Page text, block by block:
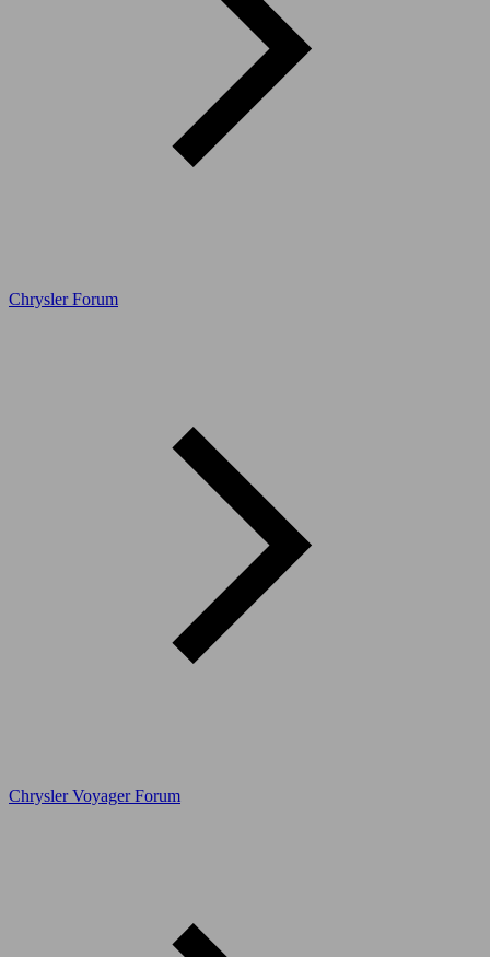
Chrysler Forum
Chrysler Voyager Forum